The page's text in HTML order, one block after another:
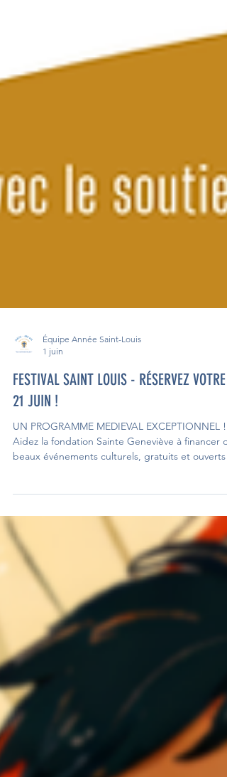
1 juin
FESTIVAL SAINT LOUIS - RÉSERVEZ VOTRE
21 JUIN !
UN PROGRAMME MEDIEVAL EXCEPTIONNEL !
tous ! faites un don !